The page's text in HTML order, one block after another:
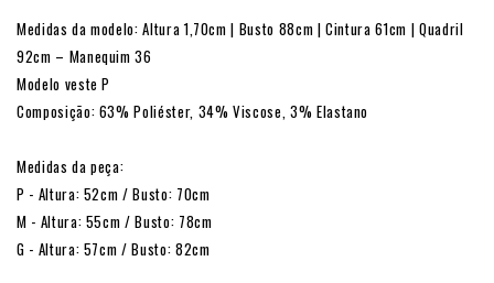
Medidas da modelo: Altura 1,70cm | Busto 88cm | Cintura 61cm | Quadril
92cm – Manequim 36
Modelo veste P
Composição: 63% Poliéster, 34% Viscose, 3% Elastano
Medidas da peça:
P - Altura: 52cm / Busto: 70cm
M - Altura: 55cm / Busto: 78cm
G - Altura: 57cm / Busto: 82cm